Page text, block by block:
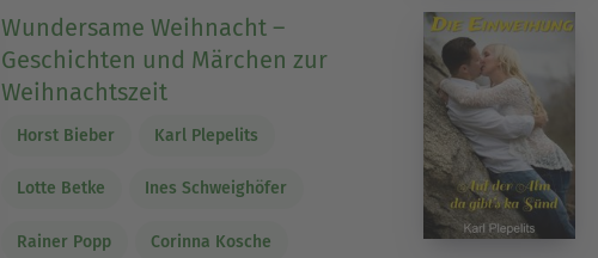
Wundersame Weihnacht –
Geschichten und Märchen zur
Weihnachtszeit
Horst Bieber Karl Plepelits
Lotte Betke Ines Schweighöfer
Rainer Popp Corinna Kosche